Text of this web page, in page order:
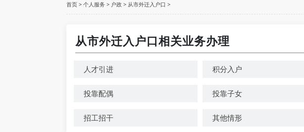
首页 > 个人服务 > 户政 > 从市外迁入户口 >
从市外迁入户口相关业务办理
人才引进 积分入户
投靠配偶 投靠子女
招工招干 其他情形